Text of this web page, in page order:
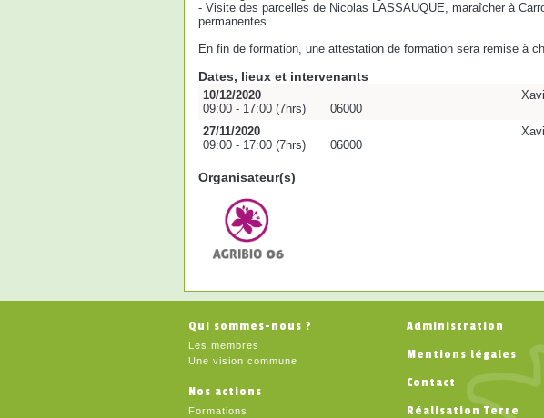
- Visite des parcelles de Nicolas LASSAUQUE, maraîcher à
permanentes.
En fin de formation, une attestation de formation sera remise à
Dates, lieux et intervenants
10/12/2020
09:00 - 17:00 (7hrs)
06000
27/11/2020
09:00 - 17:00 (7hrs)
06000
Organisateur(s)
Qui sommes-nous ?
Les membres
Une vision commune
Nos actions
Formations
Administration
Mentions légales
Contact
Réalisation Terre